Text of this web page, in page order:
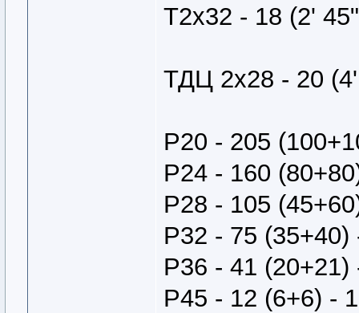
Т2х32 - 18 (2'
ТДЦ 2х28 - 20 (4'
Р20 - 205
Р24 - 160
Р28 - 105
Р32 - 75
Р36 - 41 (20+21)
Р45 - 12 (6+6) -